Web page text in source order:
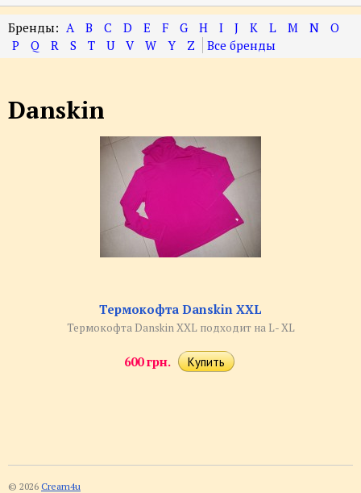
A B C D E F G H I J K L M N
O
P
Q R S T U V W Y Z
Danskin
Термокофта Danskin XXL
Термокофта Danskin XXL подходит на L- XL
600 грн.
© 2026 Cream4u